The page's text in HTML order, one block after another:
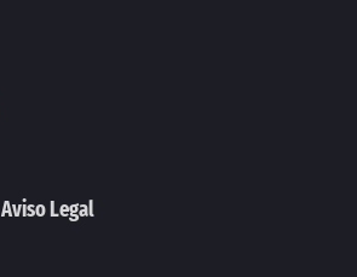
Aviso Legal